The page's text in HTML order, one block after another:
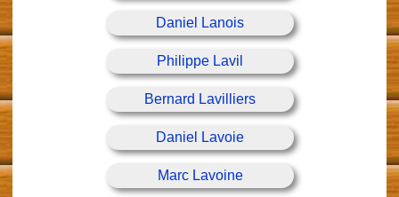
Daniel Lanois
Philippe Lavil
Bernard Lavilliers
Daniel Lavoie
Marc Lavoine